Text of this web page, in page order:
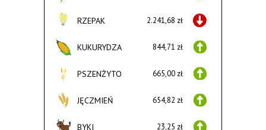
RZEPAK 2.241,68 zł
KUKURYDZA 844,71 zł
PSZENŻYTO 665,00 zł
JĘCZMIEŃ 654,82 zł
BYKI 23,25 zł